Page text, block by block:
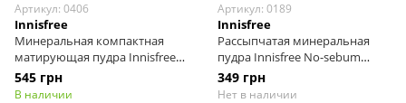
Артикул: 0406
Innisfree
Минеральная компактная
матирующая пудра Innisfree
No Sebum Mineral Pact
545 грн
В наличии
Артикул: 0189
Innisfree
Рассыпчатая минеральная
пудра Innisfree No-sebum
Mineral Powder, 5 г
349 грн
Нет в наличии